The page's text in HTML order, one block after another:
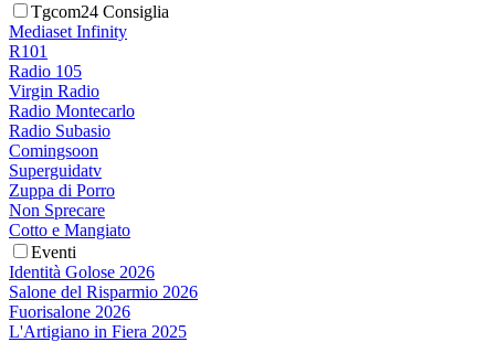
Tgcom24 Consiglia
Mediaset Infinity
R101
Radio 105
Virgin Radio
Radio Montecarlo
Radio Subasio
Comingsoon
Superguidatv
Zuppa di Porro
Non Sprecare
Cotto e Mangiato
Eventi
Identità Golose 2026
Salone del Risparmio 2026
Fuorisalone 2026
L'Artigiano in Fiera 2025